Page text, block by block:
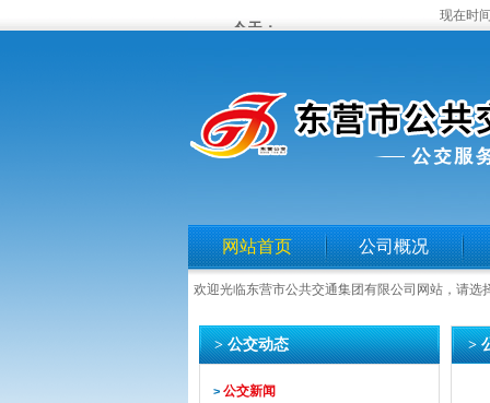
现在时间
网站首页 公司概况
欢迎光临东营市公共交通集团有限公司网站，请选
> 公交动态
> 公交新闻
>